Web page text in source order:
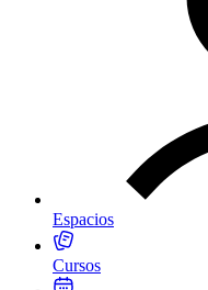
Espacios
Cursos